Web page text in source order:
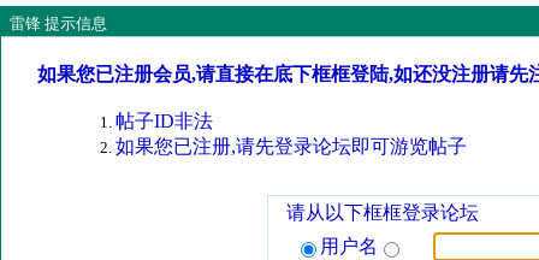
雷锋 提示信息
如果您已注册会员,请直接在底下框框登陆,如还没注册请先
帖子ID非法
如果您已注册,请先登录论坛即可游览帖子
请从以下框框登录论坛
用户名